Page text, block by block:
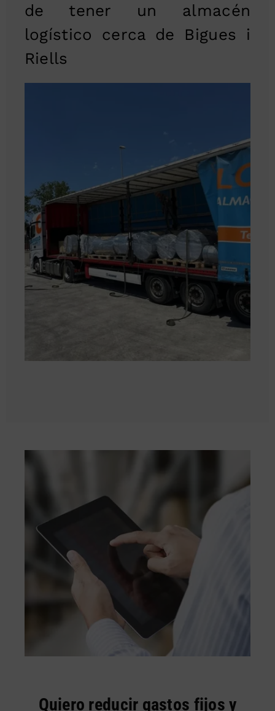
de tener un almacén
logístico cerca de Bigues i
Riells
Quiero reducir gastos fijos y